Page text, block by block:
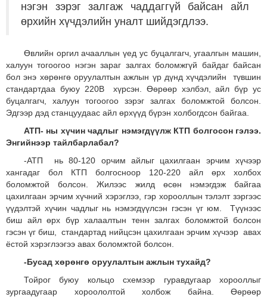
нэгэн зэрэг залгаж чаддаггүй байсан айл
өрхийн хүчдэлийн уналт шийдэгдлээ.
Өвлийн оргил ачааллын үед ус буцалгагч, угаалгын машин,
халуун тогоогоо нэгэн зараг залгах боломжгүй байдаг байсан
бол энэ хөрөнгө оруулалтын ажлын үр дүнд хүчдэлийн түвшин
стандартдаа буюу 220В хүрсэн. Өөрөөр хэлбэл, айл бүр ус
буцалгагч, халуун тогоогоо зэрэг залгах боломжтой болсон.
Эдгээр дэд станцуудаас айл өрхүүд бүрэн холбогдсон байгаа.
АТП- ны хүчин чадлыг нэмэгдүүлж КТП болгосон гэлээ.
Энгийнээр тайлбарлабал?
-АТП нь 80-120 орчим айлыг цахилгаан эрчим хүчээр
хангадаг бол КТП болгосноор 120-220 айл өрх холбох
боломжтой болсон. Жилээс жилд өсөн нэмэгдэж байгаа
цахилгаан эрчим хүчний хэрэглээ, гэр хорооллын тэлэлт зэргээс
үүдэлтэй хүчин чадлыг нь нэмэгдүүлсэн гэсэн үг юм. Түүнээс
биш айл өрх бүр халаалтын тенн залгах боломжтой болсон
гэсэн үг биш, стандартад нийцсэн цахилгаан эрчим хүчээр авах
ёстой хэрэглээгээ авах боломжтой болсон.
-Бусад хөрөнгө оруулалтын ажлын тухайд?
Тойрог буюу кольцо схемээр гуравдугаар хорооллыг
зургаадугаар хороололтой холбож байна. Өөрөөр